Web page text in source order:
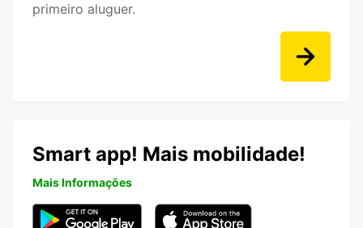
primeiro aluguer.
Smart app! Mais mobilidade!
Mais Informações